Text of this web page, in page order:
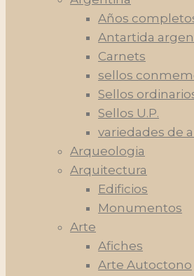
Años
Antartida
Carnets
sellos
Sellos
Sellos U.P.
variedades de
Arqueologia
Arquitectura
Edificios
Monumentos
Arte
Afiches
Arte Autoctono